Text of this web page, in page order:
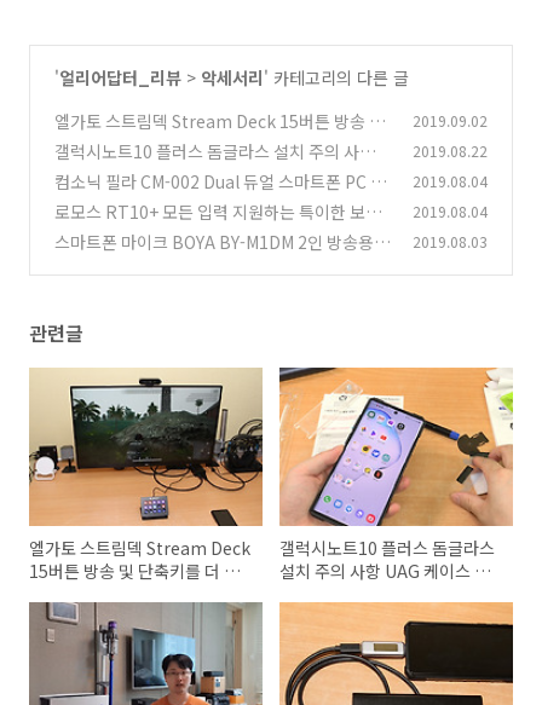
'얼리어답터_리뷰 > 악세서리' 카테고리의 다른 글
엘가토 스트림덱 Stream Deck 15버튼 방송 및
단축키를 더 멋지게 세팅하기 (0)
2019.09.02
갤럭시노트10 플러스 돔글라스 설치 주의 사항 U
AG 케이스 호환성 (3)
2019.08.22
컴소닉 필라 CM-002 Dual 듀얼 스마트폰 PC 마
이크 후기
(0)
2019.08.04
로모스 RT10+ 모든 입력 지원하는 특이한 보조
배터리 후기 (0)
2019.08.04
스마트폰 마이크 BOYA BY-M1DM 2인 방송용
2019.08.03
관련글
엘가토 스트림덱 Stream Deck
15버튼 방송 및 단축키를 더 멋
갤럭시노트10 플러스 돔글라스
설치 주의 사항 UAG 케이스 호